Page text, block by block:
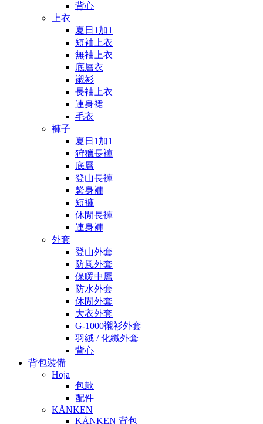
背心
上衣
夏日1加1
短袖上衣
無袖上衣
底層衣
襯衫
長袖上衣
連身裙
毛衣
褲子
夏日1加1
狩獵長褲
底層
登山長褲
緊身褲
短褲
休閒長褲
連身褲
外套
登山外套
防風外套
保暖中層
防水外套
休閒外套
大衣外套
G-1000襯衫外套
羽絨 / 化纖外套
背心
背包裝備
Hoja
包款
配件
KÅNKEN
KÅNKEN 背包